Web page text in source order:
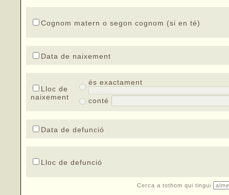
Cognom matern o segon cognom (si en té)
Data de naixement
Lloc de
naixement
és exactament
conté
Data de defunció
Lloc de defunció
Cerca a tothom qui tingui